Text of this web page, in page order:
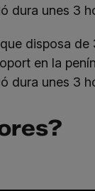
dura unes 3
disposa de
en la
dura unes 3